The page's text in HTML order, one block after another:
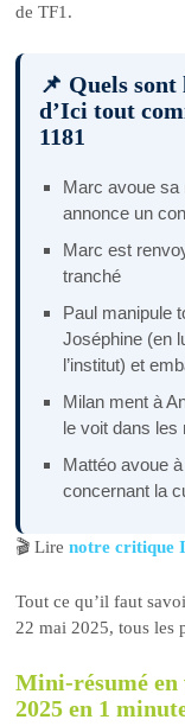
de TF1.
📌 Quels sont
d’Ici tout
1181
Marc avoue sa
annonce un
Marc est
tranché
Paul manipule
Joséphine (en
l’institut) et
Milan ment à
le voit dans les
Mattéo avoue
concernant la
🎬 Lirenotre critique
Tout ce qu’il faut
22 mai 2025, tous les
Mini-résumé en
2025 en 1